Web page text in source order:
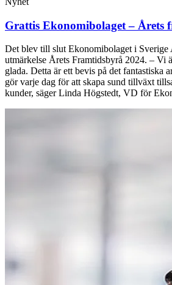
Grattis Ekonomibolaget – Årets
Det blev till slut Ekonomibolaget i Sverige
utmärkelse Årets Framtidsbyrå 2024. – Vi
glada. Detta är ett bevis på det fantastiska
gör varje dag för att skapa sund tillväxt
kunder, säger Linda Högstedt, VD för